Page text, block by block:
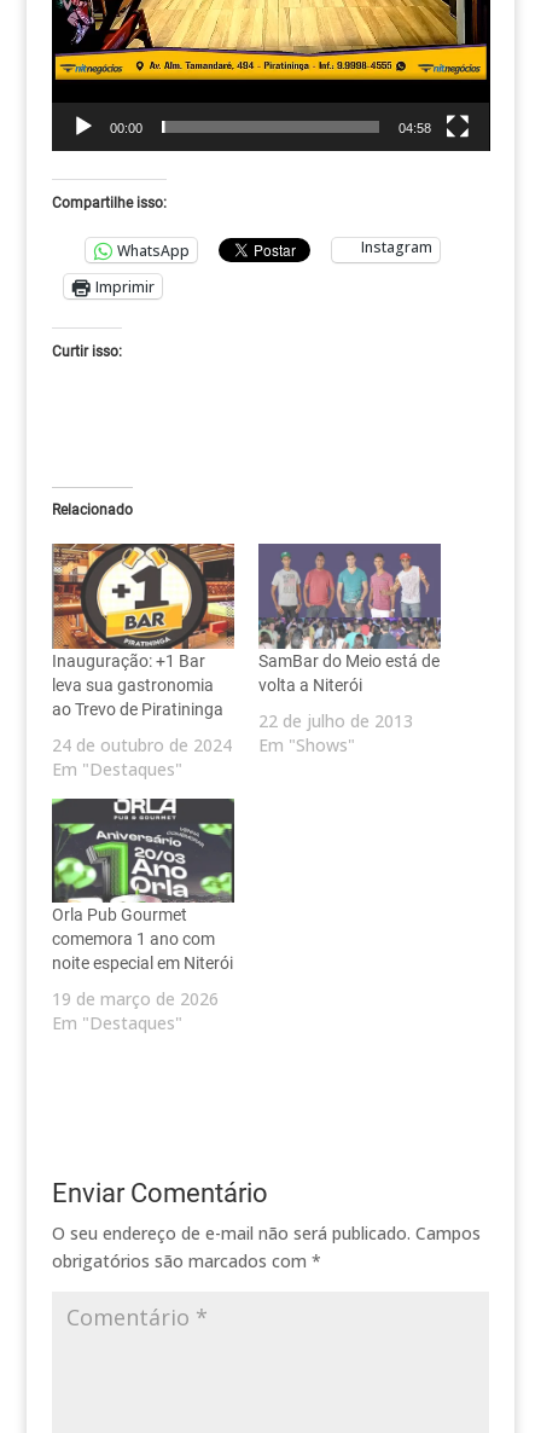
00:00 04:58
Compartilhe isso:
WhatsApp
Instagram
Imprimir
Curtir isso:
Relacionado
Inauguração: +1 Bar
leva sua gastronomia
ao Trevo de Piratininga
24 de outubro de 2024
Em "Destaques"
SamBar do Meio está de
volta a Niterói
22 de julho de 2013
Em "Shows"
Orla Pub Gourmet
comemora 1 ano com
noite especial em Niterói
19 de março de 2026
Em "Destaques"
Enviar Comentário
O seu endereço de e-mail não será publicado. Campos
obrigatórios são marcados com *